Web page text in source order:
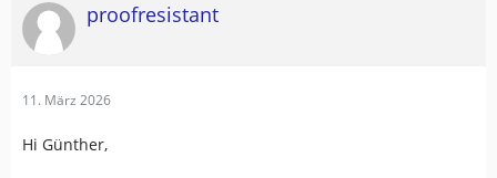
proofresistant
11. März 2026
Hi Günther,